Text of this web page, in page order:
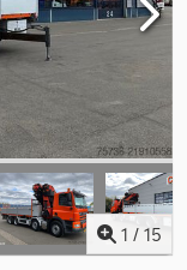
1 / 15